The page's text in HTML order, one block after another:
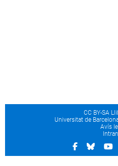
CC BY-SA
Universitat de
Avís